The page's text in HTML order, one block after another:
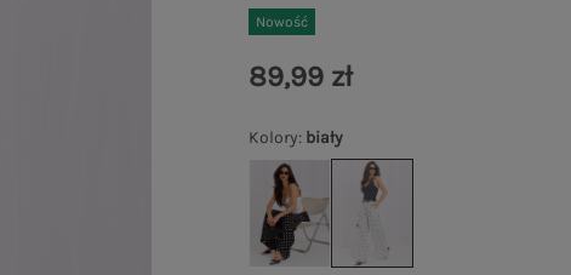
Nowość
Kolory: biały
89,99 zł